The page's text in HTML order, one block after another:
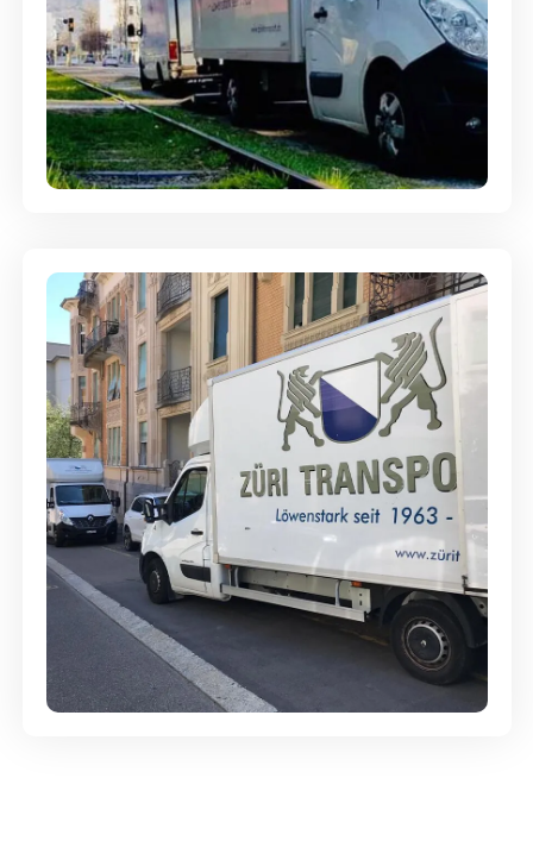
Ein- und Auspackservice
Günstige Umzüge - Hervorragender
Service